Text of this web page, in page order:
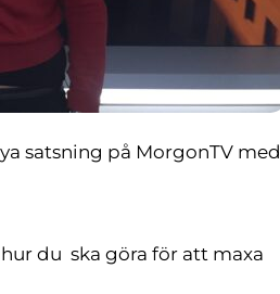
satsning på MorgonTV med
du ska göra för att maxa